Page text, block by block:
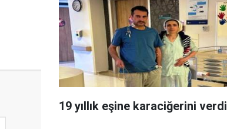
19 yıllık eşine karaciğerini verdi